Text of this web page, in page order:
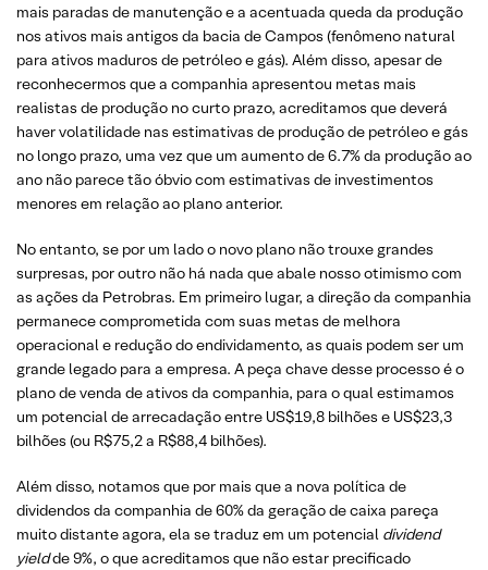
mais paradas de manutenção e a acentuada queda da produção
nos ativos mais antigos da bacia de Campos (fenômeno natural
para ativos maduros de petróleo e gás). Além disso, apesar de
reconhecermos que a companhia apresentou metas mais
realistas de produção no curto prazo, acreditamos que deverá
haver volatilidade nas estimativas de produção de petróleo e gás
no longo prazo, uma vez que um aumento de 6.7% da produção ao
ano não parece tão óbvio com estimativas de investimentos
menores em relação ao plano anterior.
No entanto, se por um lado o novo plano não trouxe grandes
surpresas, por outro não há nada que abale nosso otimismo com
as ações da Petrobras. Em primeiro lugar, a direção da companhia
permanece comprometida com suas metas de melhora
operacional e redução do endividamento, as quais podem ser um
grande legado para a empresa. A peça chave desse processo é o
plano de venda de ativos da companhia, para o qual estimamos
um potencial de arrecadação entre US$19,8 bilhões e US$23,3
bilhões (ou R$75,2 a R$88,4 bilhões).
Além disso, notamos que por mais que a nova política de
dividendos da companhia de 60% da geração de caixa pareça
muito distante agora, ela se traduz em um potencial dividend
yieldde 9%, o que acreditamos que não estar precificado